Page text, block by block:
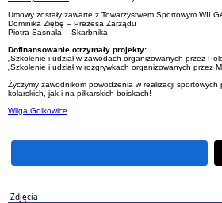
Umowy zostały zawarte z Towarzystwem Sportowym
Dominika Ziębę – Prezesa Zarządu
Piotra Sasnala – Skarbnika
Dofinansowanie otrzymały projekty:
„Szkolenie i udział w zawodach organizowanych przez
„Szkolenie i udział w rozgrywkach organizowanych przez
Życzymy zawodnikom powodzenia w realizacji
kolarskich, jak i na piłkarskich boiskach!
Wilga Golkowice
Zdjęcia